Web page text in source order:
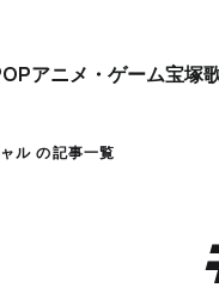
アニメ・ゲーム宝塚
ル の記事一覧